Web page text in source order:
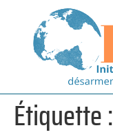
Étiquette :